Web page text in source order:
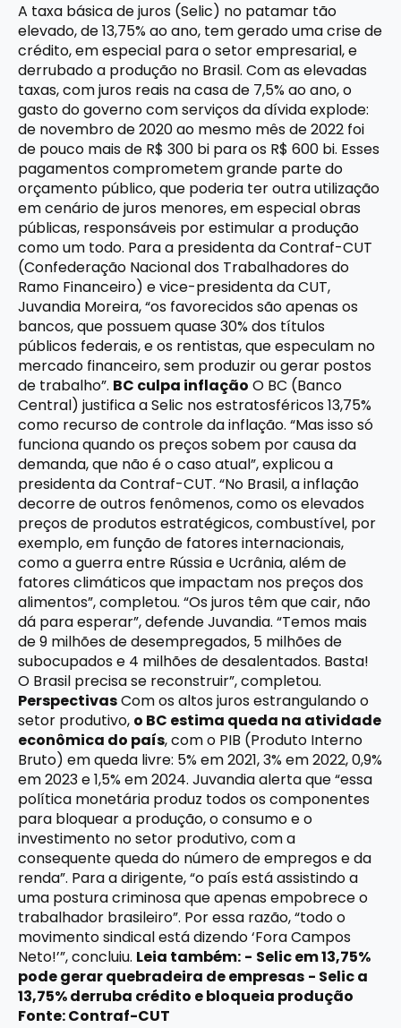
A taxa básica de juros (Selic) no patamar tão
elevado, de 13,75% ao ano, tem gerado uma crise de
crédito, em especial para o setor empresarial, e
derrubado a produção no Brasil. Com as elevadas
taxas, com juros reais na casa de 7,5% ao ano, o
gasto do governo com serviços da dívida explode:
de novembro de 2020 ao mesmo mês de 2022 foi
de pouco mais de R$ 300 bi para os R$ 600 bi. Esses
pagamentos comprometem grande parte do
orçamento público, que poderia ter outra utilização
em cenário de juros menores, em especial obras
públicas, responsáveis por estimular a produção
como um todo. Para a presidenta da Contraf-CUT
(Confederação Nacional dos Trabalhadores do
Ramo Financeiro) e vice-presidenta da CUT,
Juvandia Moreira, “os favorecidos são apenas os
bancos, que possuem quase 30% dos títulos
públicos federais, e os rentistas, que especulam no
mercado financeiro, sem produzir ou gerar postos
de trabalho”. BC culpa inflação O BC (Banco
Central) justifica a Selic nos estratosféricos 13,75%
como recurso de controle da inflação. “Mas isso só
funciona quando os preços sobem por causa da
demanda, que não é o caso atual”, explicou a
presidenta da Contraf-CUT. “No Brasil, a inflação
decorre de outros fenômenos, como os elevados
preços de produtos estratégicos, combustível, por
exemplo, em função de fatores internacionais,
como a guerra entre Rússia e Ucrânia, além de
fatores climáticos que impactam nos preços dos
alimentos”, completou. “Os juros têm que cair, não
dá para esperar”, defende Juvandia. “Temos mais
de 9 milhões de desempregados, 5 milhões de
subocupados e 4 milhões de desalentados. Basta!
O Brasil precisa se reconstruir”, completou.
PerspectivasCom os altos juros estrangulando o
setor produtivo, o BC estima queda na atividade
econômica do país, com o PIB (Produto Interno
Bruto) em queda livre: 5% em 2021, 3% em 2022, 0,9%
em 2023 e 1,5% em 2024. Juvandia alerta que “essa
política monetária produz todos os componentes
para bloquear a produção, o consumo e o
investimento no setor produtivo, com a
consequente queda do número de empregos e da
renda”. Para a dirigente, “o país está assistindo a
uma postura criminosa que apenas empobrece o
trabalhador brasileiro”. Por essa razão, “todo o
movimento sindical está dizendo ‘Fora Campos
Neto!’”, concluiu. Leia também: - Selic em 13,75%
pode gerar quebradeira de empresas - Selic a
13,75% derruba crédito e bloqueia produção
Fonte: Contraf-CUT